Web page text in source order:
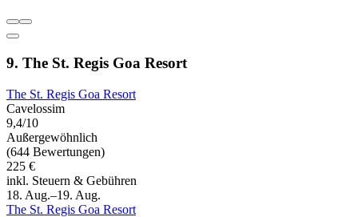
9. The St. Regis Goa Resort
The St. Regis Goa Resort
Cavelossim
9,4/10
Außergewöhnlich
(644 Bewertungen)
225 €
inkl. Steuern & Gebühren
18. Aug.–19. Aug.
The St. Regis Goa Resort